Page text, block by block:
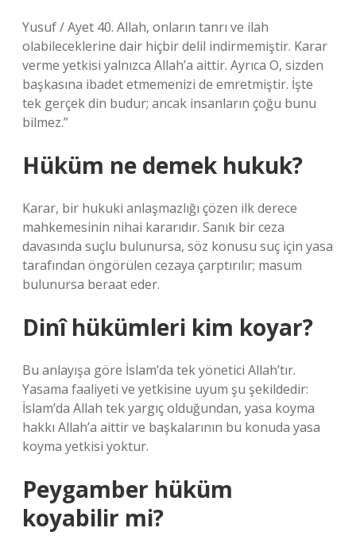
Yusuf / Ayet 40. Allah, onların tanrı ve ilah
olabileceklerine dair hiçbir delil indirmemiştir. Karar
verme yetkisi yalnızca Allah’a aittir. Ayrıca O, sizden
başkasına ibadet etmemenizi de emretmiştir. İşte
tek gerçek din budur; ancak insanların çoğu bunu
bilmez.”
Hüküm ne demek hukuk?
Karar, bir hukuki anlaşmazlığı çözen ilk derece
mahkemesinin nihai kararıdır. Sanık bir ceza
davasında suçlu bulunursa, söz konusu suç için yasa
tarafından öngörülen cezaya çarptırılır; masum
bulunursa beraat eder.
Dinî hükümleri kim koyar?
Bu anlayışa göre İslam’da tek yönetici Allah’tır.
Yasama faaliyeti ve yetkisine uyum şu şekildedir:
İslam’da Allah tek yargıç olduğundan, yasa koyma
hakkı Allah’a aittir ve başkalarının bu konuda yasa
koyma yetkisi yoktur.
Peygamber hüküm
koyabilir mi?